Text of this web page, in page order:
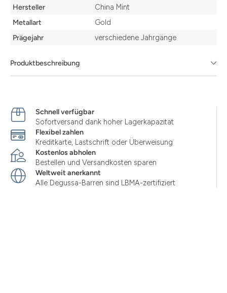
Produktbeschreibung
Hersteller
China Mint
Metallart
Gold
Prägejahr
verschiedene Jahrgänge
Schnell verfügbar
Sofortversand dank hoher Lagerkapazität
Flexibel zahlen
Kreditkarte, Lastschrift oder Überweisung
Kostenlos abholen
Bestellen und Versandkosten sparen
Weltweit anerkannt
Alle Degussa-Barren sind LBMA-zertifiziert